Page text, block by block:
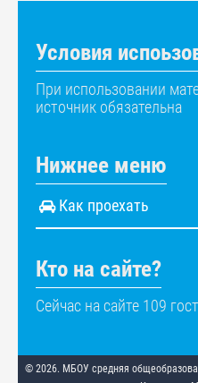
Условия
При использовании
источник обязательна
Нижнее меню
Как проехать
Кто на сайте?
Сейчас на сайте 109
© 2026. МБОУ средняя